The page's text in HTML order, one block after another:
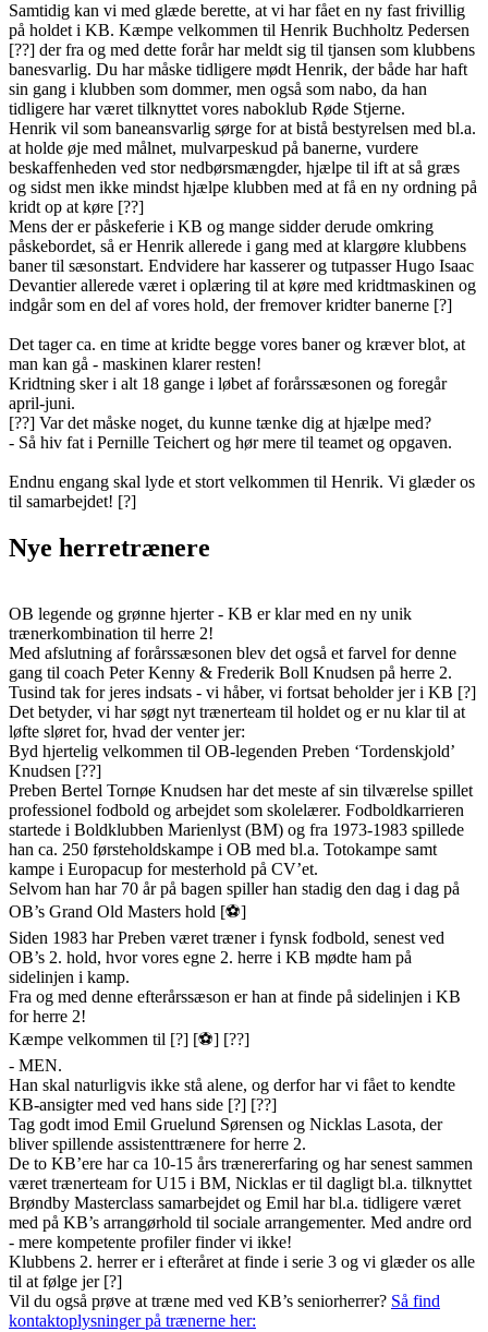
Samtidig kan vi med glæde berette, at vi har fået en ny fast frivillig
på holdet i KB. Kæmpe velkommen til Henrik Buchholtz Pedersen
[??] der fra og med dette forår har meldt sig til tjansen som klubbens
banesvarlig. Du har måske tidligere mødt Henrik, der både har haft
sin gang i klubben som dommer, men også som nabo, da han
tidligere har været tilknyttet vores naboklub Røde Stjerne.
Henrik vil som baneansvarlig sørge for at bistå bestyrelsen med bl.a.
at holde øje med målnet, mulvarpeskud på banerne, vurdere
beskaffenheden ved stor nedbørsmængder, hjælpe til ift at så græs
og sidst men ikke mindst hjælpe klubben med at få en ny ordning på
kridt op at køre [??]
Mens der er påskeferie i KB og mange sidder derude omkring
påskebordet, så er Henrik allerede i gang med at klargøre klubbens
baner til sæsonstart. Endvidere har kasserer og tutpasser Hugo Isaac
Devantier allerede været i oplæring til at køre med kridtmaskinen og
indgår som en del af vores hold, der fremover kridter banerne [?]
Det tager ca. en time at kridte begge vores baner og kræver blot, at
man kan gå - maskinen klarer resten!
Kridtning sker i alt 18 gange i løbet af forårssæsonen og foregår
april-juni.
[??] Var det måske noget, du kunne tænke dig at hjælpe med?
- Så hiv fat i Pernille Teichert og hør mere til teamet og opgaven.
Endnu engang skal lyde et stort velkommen til Henrik. Vi glæder os
til samarbejdet! [?]
Nye herretrænere
OB legende og grønne hjerter - KB er klar med en ny unik
trænerkombination til herre 2!
Med afslutning af forårssæsonen blev det også et farvel for denne
gang til coach Peter Kenny & Frederik Boll Knudsen på herre 2.
Tusind tak for jeres indsats - vi håber, vi fortsat beholder jer i KB [?]
Det betyder, vi har søgt nyt trænerteam til holdet og er nu klar til at
løfte sløret for, hvad der venter jer:
Byd hjertelig velkommen til OB-legenden Preben ‘Tordenskjold’
Knudsen [??]
Preben Bertel Tornøe Knudsen har det meste af sin tilværelse spillet
professionel fodbold og arbejdet som skolelærer. Fodboldkarrieren
startede i Boldklubben Marienlyst (BM) og fra 1973-1983 spillede
han ca. 250 førsteholdskampe i OB med bl.a. Totokampe samt
kampe i Europacup for mesterhold på CV’et.
Selvom han har 70 år på bagen spiller han stadig den dag i dag på
OB’s Grand Old Masters hold [⚽️]
Siden 1983 har Preben været træner i fynsk fodbold, senest ved
OB’s 2. hold, hvor vores egne 2. herre i KB mødte ham på
sidelinjen i kamp.
Fra og med denne efterårssæson er han at finde på sidelinjen i KB
for herre 2!
Kæmpe velkommen til [?] [⚽️] [??]
- MEN.
Han skal naturligvis ikke stå alene, og derfor har vi fået to kendte
KB-ansigter med ved hans side [?] [??]
Tag godt imod Emil Gruelund Sørensen og Nicklas Lasota, der
bliver spillende assistenttrænere for herre 2.
De to KB’ere har ca 10-15 års trænererfaring og har senest sammen
været trænerteam for U15 i BM, Nicklas er til dagligt bl.a. tilknyttet
Brøndby Masterclass samarbejdet og Emil har bl.a. tidligere været
med på KB’s arrangørhold til sociale arrangementer. Med andre ord
- mere kompetente profiler finder vi ikke!
Klubbens 2. herrer er i efteråret at finde i serie 3 og vi glæder os alle
til at følge jer [?]
Vil du også prøve at træne med ved KB’s seniorherrer? Så find
kontaktoplysninger på trænerne her: